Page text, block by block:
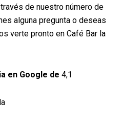
de nuestro número de
alguna pregunta o deseas
verte pronto en Café Bar la
en Google de 4,1